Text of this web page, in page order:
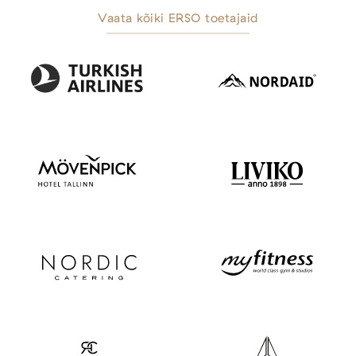
Vaata kõiki ERSO toetajaid